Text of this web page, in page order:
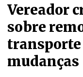
Vereador
sobre
transporte
mudanças